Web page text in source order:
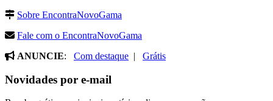
Sobre EncontraNovoGama
Fale com o EncontraNovoGama
ANUNCIE: Com destaque | Grátis
Novidades por e-mail